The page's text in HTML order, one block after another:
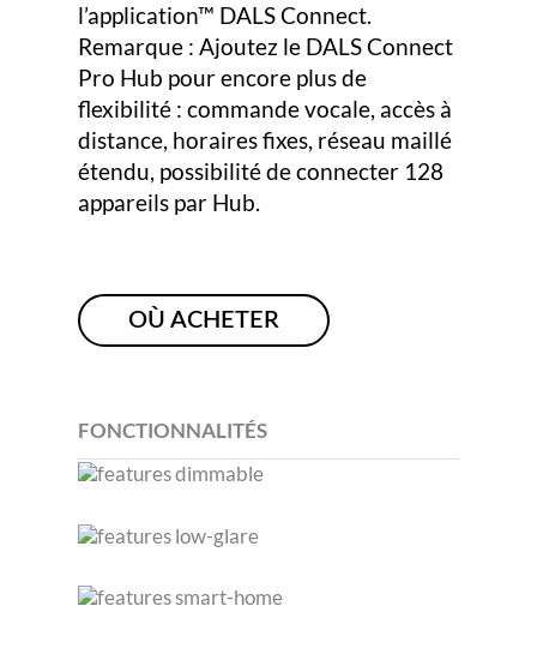
l’application™ DALS Connect.
Remarque : Ajoutez le DALS Connect
Pro Hub pour encore plus de
flexibilité : commande vocale, accès à
distance, horaires fixes, réseau maillé
étendu, possibilité de connecter 128
appareils par Hub.
OÙ ACHETER
FONCTIONNALITÉS